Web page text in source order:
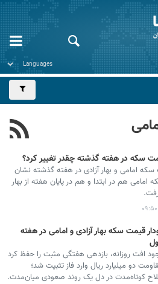
سکه در هفته گذشته چقدر تغییر کرد؟
امامی و بهار آزادی در هفته گذشته نشان
هم در ابتدا و هم در پایان هفته از بهار
قیمت سکه بهار آزادی و امامی در هفته
افت روزانه، بازدهی هفتگی مثبت را حفظ کرد
دو میلیارد ریال وارد فاز تثبیت شد؛
کوتاه‌مدت در دل یک روند صعودی میان‌مدت.